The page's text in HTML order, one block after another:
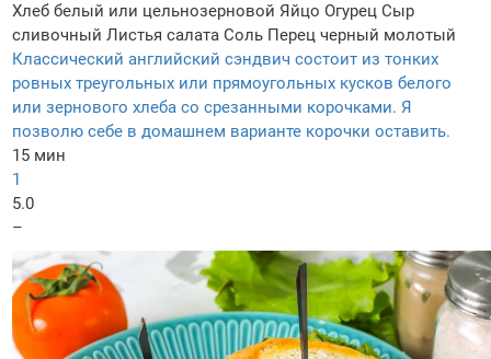
Хлеб белый или цельнозерновой Яйцо Огурец Сыр
сливочный Листья салата Соль Перец черный молотый
Классический английский сэндвич состоит из тонких
ровных треугольных или прямоугольных кусков белого
или зернового хлеба со срезанными корочками. Я
позволю себе в домашнем варианте корочки оставить.
15 мин
1
5.0
–